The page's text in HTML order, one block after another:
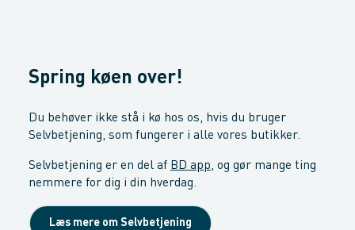
Spring køen over!
Du behøver ikke stå i kø hos os, hvis du bruger
Selvbetjening, som fungerer i alle vores butikker.
Selvbetjening er en del af BD app, og gør mange ting
nemmere for dig i din hverdag.
Læs mere om Selvbetjening